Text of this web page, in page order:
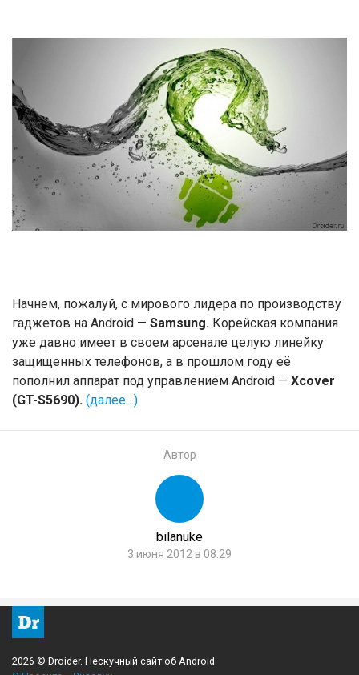
Начнем, пожалуй, с мирового лидера по производству
гаджетов на Android — Samsung. Корейская компания
уже давно имеет в своем арсенале целую линейку
защищенных телефонов, а в прошлом году её
пополнил аппарат под управлением Android — Xcover
(GT-S5690). (далее…)
Автор
bilanuke
3 июня 2012 в 08:29
2026 © Droider. Нескучный сайт об Android